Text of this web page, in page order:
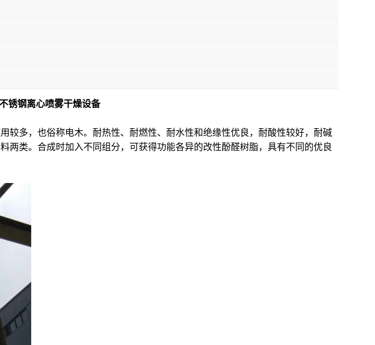
锈钢离心喷雾干燥设备
较多，也俗称电木。耐热性、耐燃性、耐水性和绝缘性优良，耐酸性较好，耐碱
两类。合成时加入不同组分，可获得功能各异的改性酚醛树脂，具有不同的优良